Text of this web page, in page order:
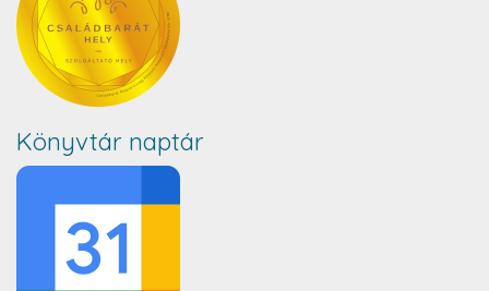
Könyvtár naptár